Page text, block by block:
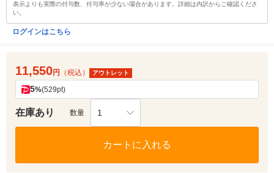
表示よりも実際の付与数、付与率が少ない場合があります。詳細は内訳からご確認くださ
い。
ログインはこちら
11,550円 （税込） アウトレット
5%(529pt)
在庫あり 数量 1
カートに入れる